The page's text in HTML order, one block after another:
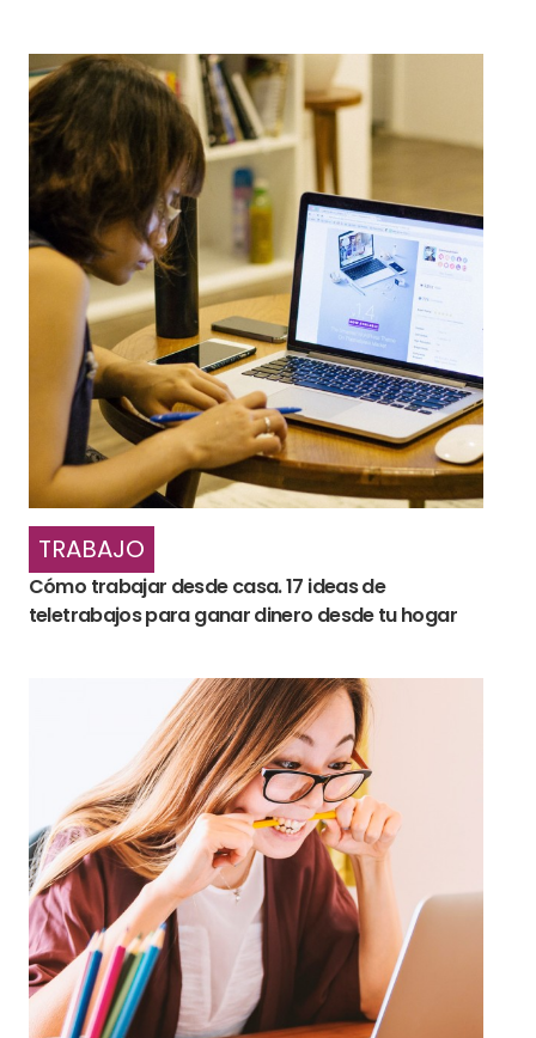
TRABAJO
Cómo trabajar desde casa. 17 ideas de
teletrabajos para ganar dinero desde tu hogar